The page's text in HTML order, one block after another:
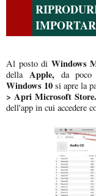
Al posto di Windows
della Apple, da
Windows 10 si apre la
> Apri Microsoft Store.
dell'app in cui accedere